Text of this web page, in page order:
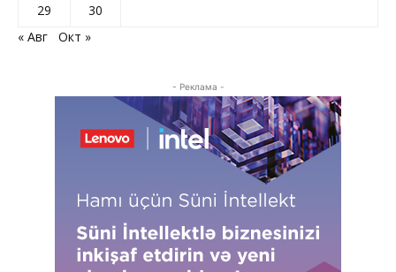
29
30
« Авг
Окт »
- Реклама -